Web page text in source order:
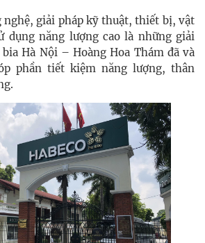
nghệ, giải pháp kỹ thuật, thiết bị, vật
dụng năng lượng cao là những giải
Hà Nội – Hoàng Hoa Thám đã và
phần tiết kiệm năng lượng, thân